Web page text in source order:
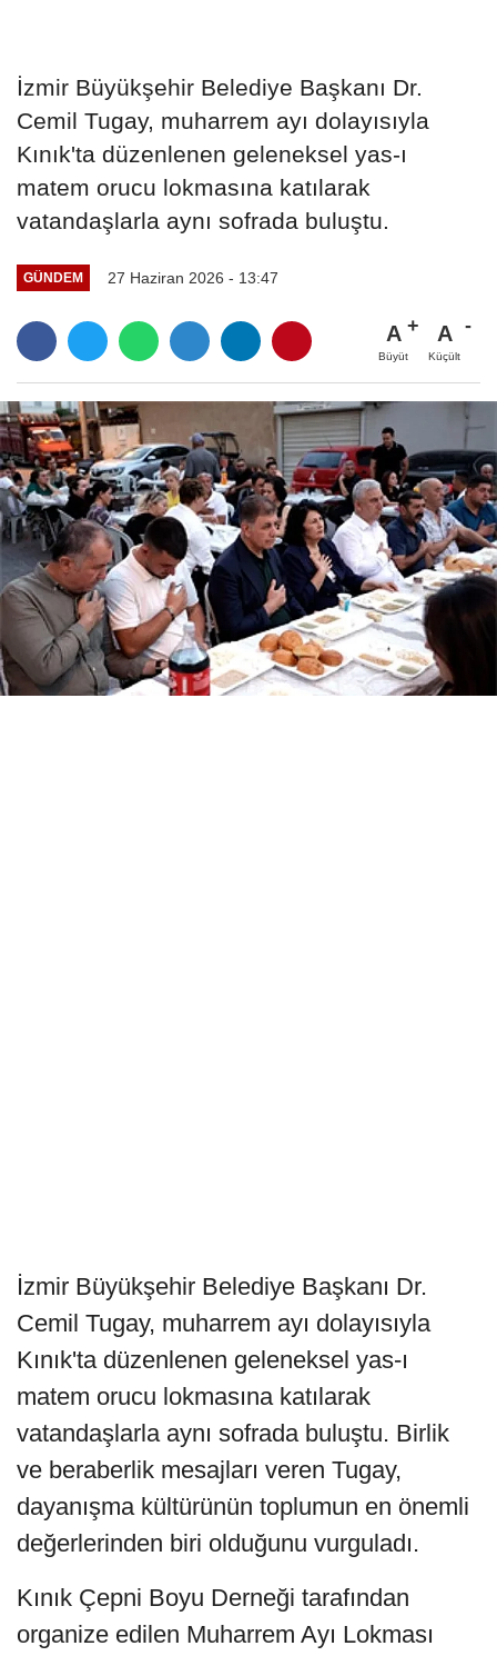
İzmir Büyükşehir Belediye Başkanı Dr.
Cemil Tugay, muharrem ayı dolayısıyla
Kınık'ta düzenlenen geleneksel yas-ı
matem orucu lokmasına katılarak
vatandaşlarla aynı sofrada buluştu.
GÜNDEM 27 Haziran 2026 - 13:47
A
Büyüt
A
Küçült
İzmir Büyükşehir Belediye Başkanı Dr.
Cemil Tugay, muharrem ayı dolayısıyla
Kınık'ta düzenlenen geleneksel yas-ı
matem orucu lokmasına katılarak
vatandaşlarla aynı sofrada buluştu. Birlik
ve beraberlik mesajları veren Tugay,
dayanışma kültürünün toplumun en önemli
değerlerinden biri olduğunu vurguladı.
Kınık Çepni Boyu Derneği tarafından
organize edilen Muharrem Ayı Lokması